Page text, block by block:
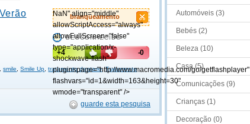
branqueamento
NaN" align="middle"
allowScriptAccess="always"
allowFullScreen="false"
type="application/x-
shockwave-flash"
pluginspage="http://www.macromedia.com/go/getflashplayer"
flashvars="id=1&width=163&height=30"
wmode="transparent" />
DESCONHECIDO
+4 -0
,smile ,Smile Up ,tratamento dentario,Tratamento
guarde esta pesquisa
Automóveis (3)
Bebés (2)
Beleza (10)
Casa (5)
Comunicações (9)
Crianças (1)
Decoração (0)